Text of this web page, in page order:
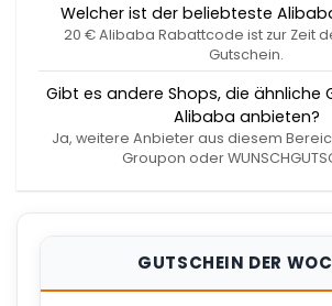
Welcher ist der beliebteste
20 € Alibaba Rabattcode ist zur Zeit
Gutschein.
Gibt es andere Shops, die ähnliche
Alibaba anbieten?
Ja, weitere Anbieter aus diesem
Groupon oder
GUTSCHEIN DER